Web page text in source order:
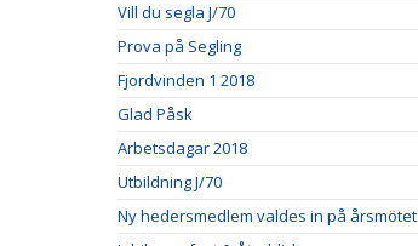
Vill du segla J/70
Prova på Segling
Fjordvinden 1 2018
Glad Påsk
Arbetsdagar 2018
Utbildning J/70
Ny hedersmedlem valdes in på årsmötet